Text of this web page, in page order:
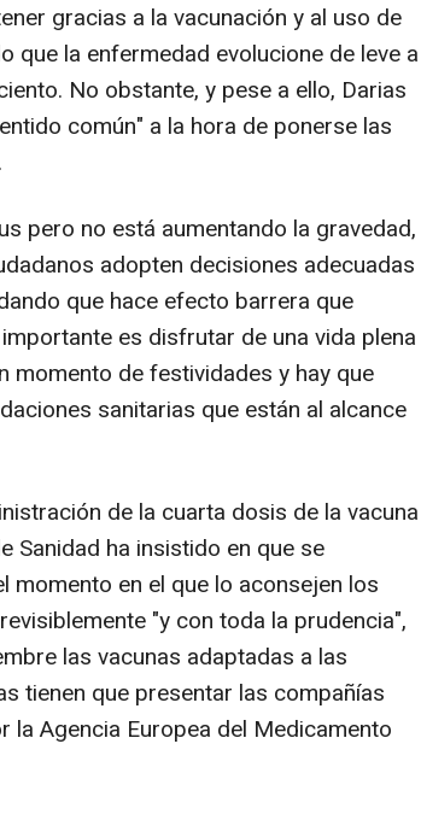
gracias a la vacunación y al uso de
que la enfermedad evolucione de leve a
No obstante, y pese a ello, Darias
común" a la hora de ponerse las
pero no está aumentando la gravedad,
adopten decisiones adecuadas
que hace efecto barrera que
es disfrutar de una vida plena
momento de festividades y hay que
sanitarias que están al alcance
de la cuarta dosis de la vacuna
Sanidad ha insistido en que se
momento en el que lo aconsejen los
"y con toda la prudencia",
las vacunas adaptadas a las
tienen que presentar las compañías
Agencia Europea del Medicamento